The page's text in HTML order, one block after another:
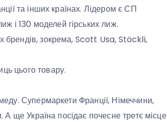
та інших країнах. Лідером є СП
і 130 моделей гірських лиж.
брендів, зокрема, Scott Usa, Stöckli,
цього товару.
Супермаркети Франції, Німеччини,
А ще Україна посідає почесне третє місце